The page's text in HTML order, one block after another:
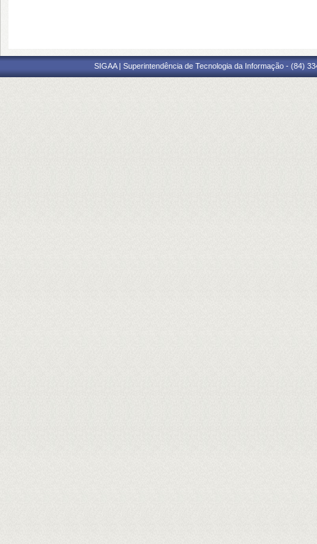
SIGAA | Superintendência de Tecnologia da Informação - (84)